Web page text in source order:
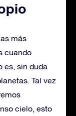
más
cuando
es, sin duda
Tal vez
cielo, esto